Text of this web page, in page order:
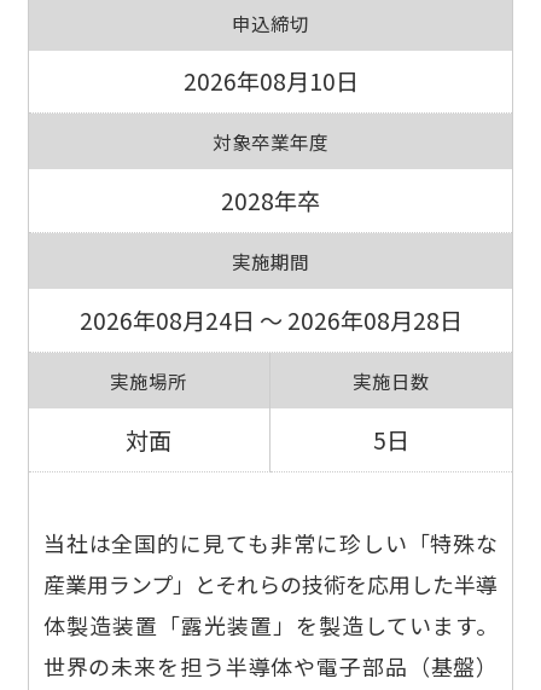
申込締切
2026年08月10日
対象卒業年度
2028年卒
実施期間
2026年08月24日 ～ 2026年08月28日
実施場所
対面
実施日数
5日
当社は全国的に見ても非常に珍しい「特殊な
産業用ランプ」とそれらの技術を応用した半導
体製造装置「露光装置」を製造しています。
世界の未来を担う半導体や電子部品（基盤）